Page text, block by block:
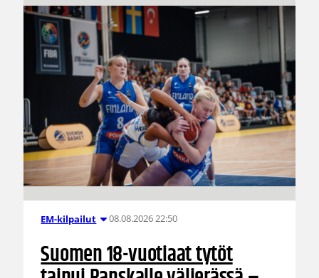
EM-kilpailut 08.08.2026 22:50
Suomen 18-vuotiaat tytöt